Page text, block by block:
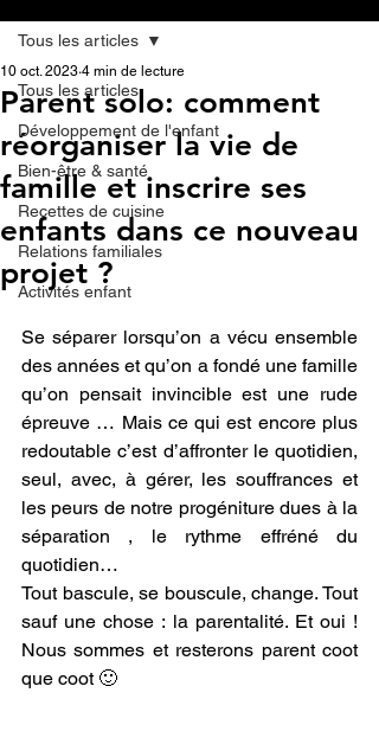
Tous les articles
Développement de l'enfant
Bien-être & santé
Recettes de cuisine
Relations familiales
Activités enfant
Tous les articles
Parent solo: comment
réorganiser la vie de
famille et inscrire ses
enfants dans ce nouveau
projet ?
10 oct. 2023 4 min de lecture
Se séparer lorsqu’on a vécu ensemble
des années et qu’on a fondé une famille
qu’on pensait invincible est une rude
épreuve … Mais ce qui est encore plus
redoutable c’est d’affronter le quotidien,
seul, avec, à gérer, les souffrances et
les peurs de notre progéniture dues à la
séparation , le rythme effréné du
quotidien…
Tout bascule, se bouscule, change. Tout
sauf une chose : la parentalité. Et oui !
Nous sommes et resterons parent coot
que coot 🙂